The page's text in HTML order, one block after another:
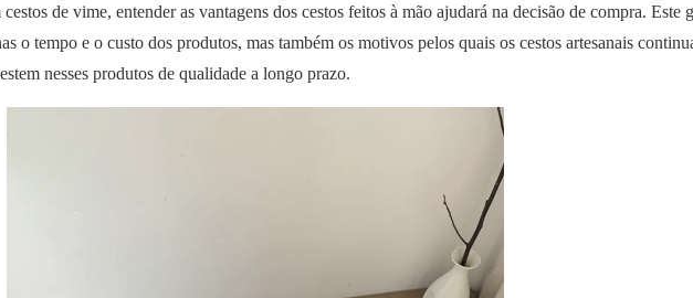
de vime, entender as vantagens dos cestos feitos à mão ajudará na decisão de compra. Este
o tempo e o custo dos produtos, mas também os motivos pelos quais os cestos artesanais
nesses produtos de qualidade a longo prazo.